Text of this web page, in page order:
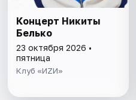
Концерт Никиты
Белько
23 октября 2026 •
пятница
Клуб «ИZИ»